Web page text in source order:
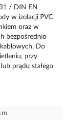
/ DIN EN
w izolacji PVC
oraz w
bezpośrednio
Do
przy
prądu stałego